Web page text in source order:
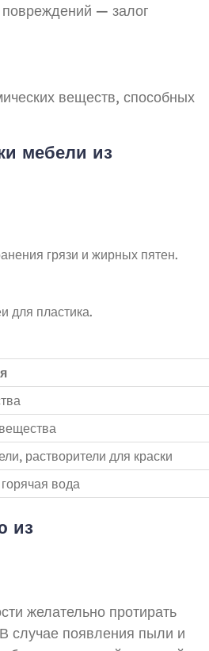
— залог
веществ, способных
мебели из
грязи и жирных пятен.
для пластика.
растворители для краски
вода
из
желательно протирать
случае появления пыли и